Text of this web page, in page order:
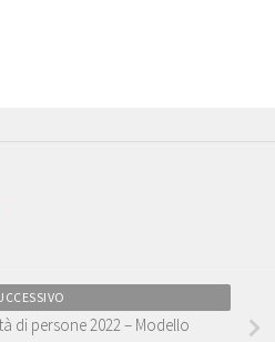
di persone 2022 – Modello